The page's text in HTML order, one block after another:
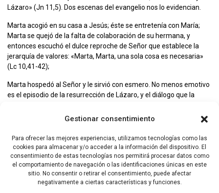
Gestionar consentimiento
Para ofrecer las mejores experiencias, utilizamos tecnologías como las
cookies para almacenar y/o acceder a la información del dispositivo. El
consentimiento de estas tecnologías nos permitirá procesar datos como
el comportamiento de navegación o las identificaciones únicas en este
sitio. No consentir o retirar el consentimiento, puede afectar
negativamente a ciertas características y funciones.
Lázaro» (Jn 11,5). Dos escenas del evangelio nos lo evidencian.
Marta acogió en su casa a Jesús; éste se entretenía con María;
Marta se quejó de la falta de colaboración de su hermana, y
entonces escuchó el dulce reproche de Señor que establece la
jerarquía de valores: «Marta, Marta, una sola cosa es necesaria»
(Lc 10,41-42);
Marta hospedó al Señor y le sirvió con esmero. No menos emotivo
es el episodio de la resurrección de Lázaro, y el diálogo que la
acaba confesando: «Tú eres el Cristo, el Hijo de Dios vivo, que has
ORACIÓN A SANTA MARTA
Dios todopoderoso, tu Hijo aceptó la hospitalidad de santa Marta y
se albergó en su casa; concédenos, por intercesión de esta santa
mujer, servir fielmente a Cristo en nuestros hermanos y ser